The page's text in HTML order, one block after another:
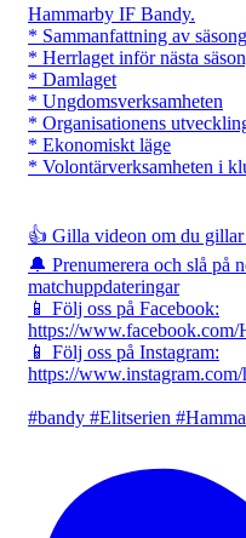
Hammarby IF Bandy.
* Sammanfattning av
* Herrlaget inför nästa
* Damlaget
* Ungdomsverksamheten
* Organisationens
* Ekonomiskt läge
* Volontärverksamheten i
👍 Gilla videon om du
🔔 Prenumerera och slå på
matchuppdateringar
📱 Följ oss på Facebook:
https://www.facebook.com/
📱 Följ oss på Instagram:
https://
#bandy #Elitserien